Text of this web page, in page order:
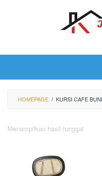
HOMEPAGE / KURSI CAFE
Menampilkan hasil tunggal